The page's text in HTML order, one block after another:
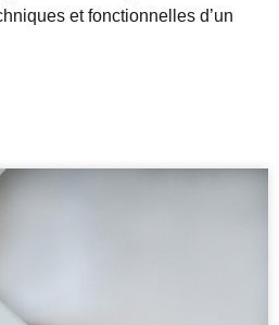
et fonctionnelles d’un